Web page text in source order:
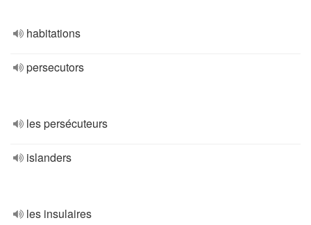
habitations
persecutors
les persécuteurs
islanders
les insulaires